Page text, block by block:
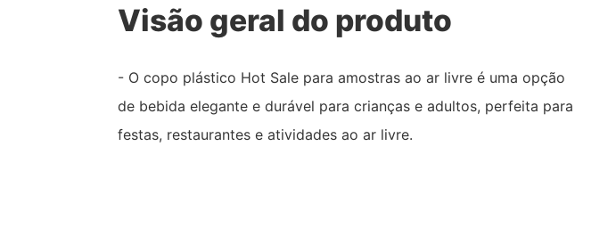
Visão geral do produto
- O copo plástico Hot Sale para amostras ao ar livre é uma opção
de bebida elegante e durável para crianças e adultos, perfeita para
festas, restaurantes e atividades ao ar livre.